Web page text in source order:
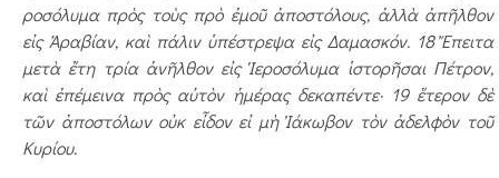
ροσόλυμα πρὸς τοὺς πρὸ ἐμοῦ ἀποστόλους, ἀλλὰ ἀπῆλθον
εἰς Ἀραβίαν, καὶ πάλιν ὑπέστρεψα εἰς Δαμασκόν. 18 Ἔπειτα
μετὰ ἔτη τρία ἀνῆλθον εἰς Ἱεροσόλυμα ἱστορῆσαι Πέτρον,
καὶ ἐπέ­μεινα πρὸς αὐτὸν ἡμέ­ρας δεκαπέντε· 19 ἕτερον δὲ
τῶν ἀπο­στόλων οὐκ εἶδον εἰ μὴ Ἰάκωβον τὸν ἀδελφὸν τοῦ
Κυρίου.